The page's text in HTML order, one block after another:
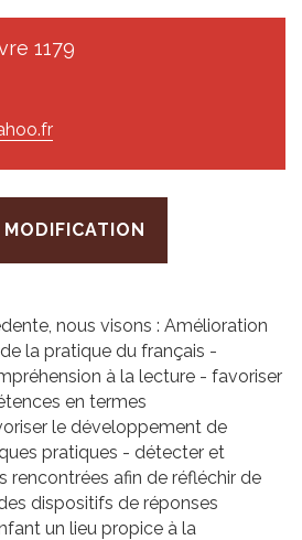
1179
nous visons : Amélioration
la pratique du français -
à la lecture - favoriser
en termes
le développement de
pratiques - détecter et
rencontrées afin de réfléchir de
dispositifs de réponses
un lieu propice à la